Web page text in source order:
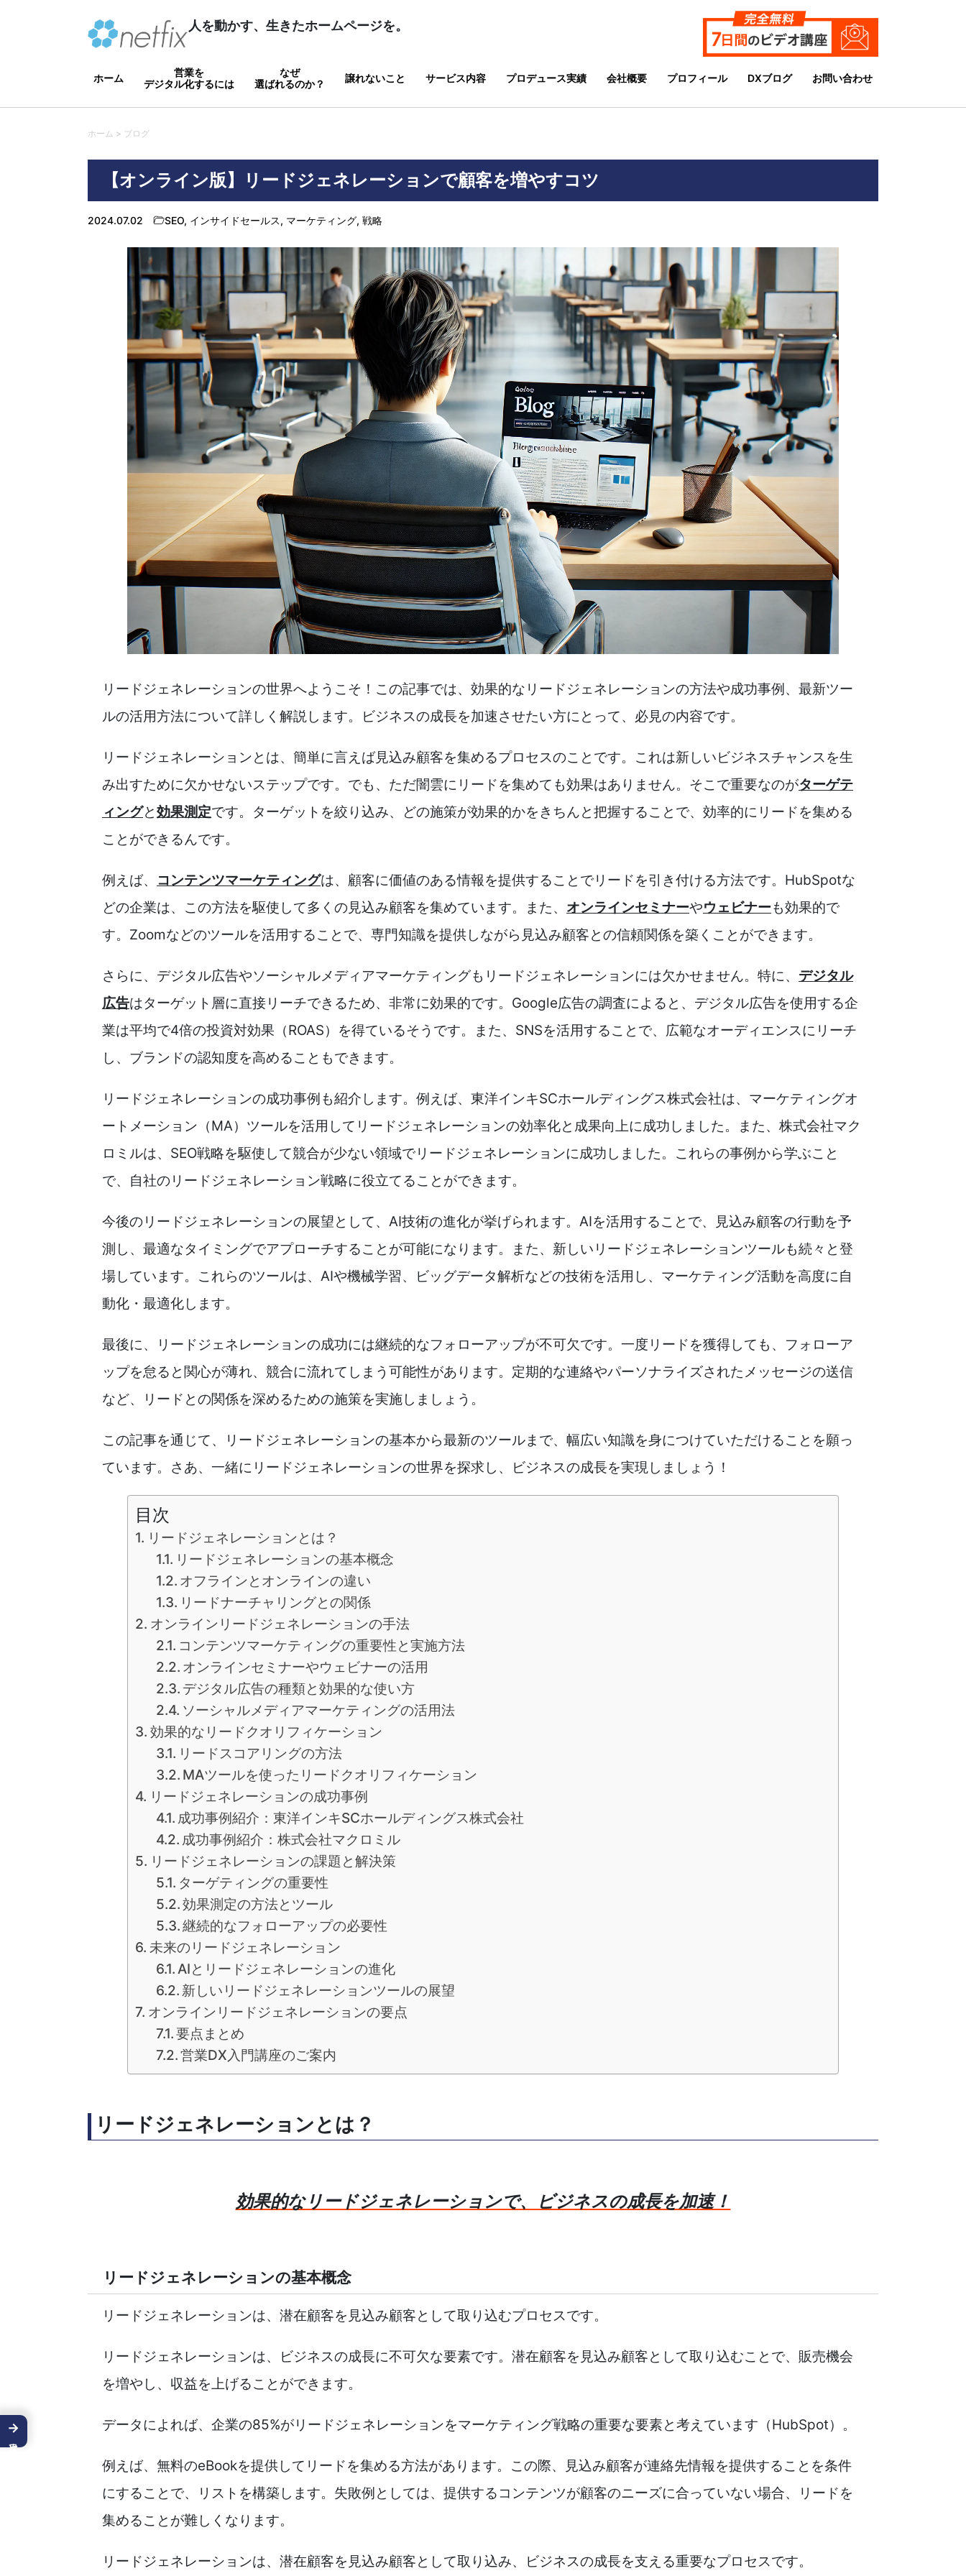
人を動かす、生きたホームページを。
ホーム
営業を
デジタル化するには
なぜ
選ばれるのか？
譲れないこと サービス内容 プロデュース実績 会社概要 プロフィール DXブログ お問い合わせ
ホーム > ブログ
【オンライン版】リードジェネレーションで顧客を増やすコツ
2024.07.02 SEO, インサイドセールス, マーケティング, 戦略
リードジェネレーションの世界へようこそ！この記事では、効果的なリードジェネレーションの方法や成功事例、最新ツー
ルの活用方法について詳しく解説します。ビジネスの成長を加速させたい方にとって、必見の内容です。
リードジェネレーションとは、簡単に言えば見込み顧客を集めるプロセスのことです。これは新しいビジネスチャンスを生
み出すために欠かせないステップです。でも、ただ闇雲にリードを集めても効果はありません。そこで重要なのがターゲテ
ィングと効果測定です。ターゲットを絞り込み、どの施策が効果的かをきちんと把握することで、効率的にリードを集める
ことができるんです。
例えば、 コンテンツマーケティングは、顧客に価値のある情報を提供することでリードを引き付ける方法です。HubSpotな
どの企業は、この方法を駆使して多くの見込み顧客を集めています。また、 オンラインセミナーやウェビナーも効果的で
す。Zoomなどのツールを活用することで、専門知識を提供しながら見込み顧客との信頼関係を築くことができます。
さらに、デジタル広告やソーシャルメディアマーケティングもリードジェネレーションには欠かせません。特に、 デジタル
広告はターゲット層に直接リーチできるため、非常に効果的です。Google広告の調査によると、デジタル広告を使用する企
業は平均で4倍の投資対効果（ROAS）を得ているそうです。また、SNSを活用することで、広範なオーディエンスにリーチ
し、ブランドの認知度を高めることもできます。
リードジェネレーションの成功事例も紹介します。例えば、東洋インキSCホールディングス株式会社は、マーケティングオ
ートメーション（MA）ツールを活用してリードジェネレーションの効率化と成果向上に成功しました。また、株式会社マク
ロミルは、SEO戦略を駆使して競合が少ない領域でリードジェネレーションに成功しました。これらの事例から学ぶこと
で、自社のリードジェネレーション戦略に役立てることができます。
今後のリードジェネレーションの展望として、AI技術の進化が挙げられます。AIを活用することで、見込み顧客の行動を予
測し、最適なタイミングでアプローチすることが可能になります。また、新しいリードジェネレーションツールも続々と登
場しています。これらのツールは、AIや機械学習、ビッグデータ解析などの技術を活用し、マーケティング活動を高度に自
動化・最適化します。
最後に、リードジェネレーションの成功には継続的なフォローアップが不可欠です。一度リードを獲得しても、フォローア
ップを怠ると関心が薄れ、競合に流れてしまう可能性があります。定期的な連絡やパーソナライズされたメッセージの送信
など、リードとの関係を深めるための施策を実施しましょう。
この記事を通じて、リードジェネレーションの基本から最新のツールまで、幅広い知識を身につけていただけることを願っ
ています。さあ、一緒にリードジェネレーションの世界を探求し、ビジネスの成長を実現しましょう！
目次
リードジェネレーションとは？
リードジェネレーションの基本概念
オフラインとオンラインの違い
リードナーチャリングとの関係
オンラインリードジェネレーションの手法
コンテンツマーケティングの重要性と実施方法
オンラインセミナーやウェビナーの活用
デジタル広告の種類と効果的な使い方
ソーシャルメディアマーケティングの活用法
効果的なリードクオリフィケーション
リードスコアリングの方法
MAツールを使ったリードクオリフィケーション
リードジェネレーションの成功事例
成功事例紹介：東洋インキSCホールディングス株式会社
成功事例紹介：株式会社マクロミル
リードジェネレーションの課題と解決策
ターゲティングの重要性
効果測定の方法とツール
継続的なフォローアップの必要性
未来のリードジェネレーション
AIとリードジェネレーションの進化
新しいリードジェネレーションツールの展望
オンラインリードジェネレーションの要点
要点まとめ
営業DX入門講座のご案内
リードジェネレーションとは？
効果的なリードジェネレーションで、ビジネスの成長を加速！
リードジェネレーションの基本概念
リードジェネレーションは、潜在顧客を見込み顧客として取り込むプロセスです。
リードジェネレーションは、ビジネスの成長に不可欠な要素です。潜在顧客を見込み顧客として取り込むことで、販売機会
を増やし、収益を上げることができます。
データによれば、企業の85%がリードジェネレーションをマーケティング戦略の重要な要素と考えています（HubSpot）。
例えば、無料のeBookを提供してリードを集める方法があります。この際、見込み顧客が連絡先情報を提供することを条件
にすることで、リストを構築します。失敗例としては、提供するコンテンツが顧客のニーズに合っていない場合、リードを
集めることが難しくなります。
リードジェネレーションは、潜在顧客を見込み顧客として取り込み、ビジネスの成長を支える重要なプロセスです。
→